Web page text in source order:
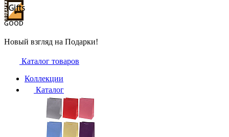
Новый взгляд на Подарки!
Каталог товаров
Коллекции
Каталог